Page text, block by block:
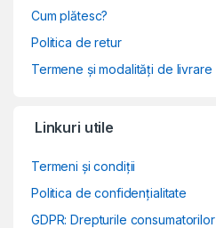
Cum plătesc?
Politica de retur
Termene și modalități de livrare
Linkuri utile
Termeni și condiții
Politica de confidențialitate
GDPR: Drepturile consumatorilor